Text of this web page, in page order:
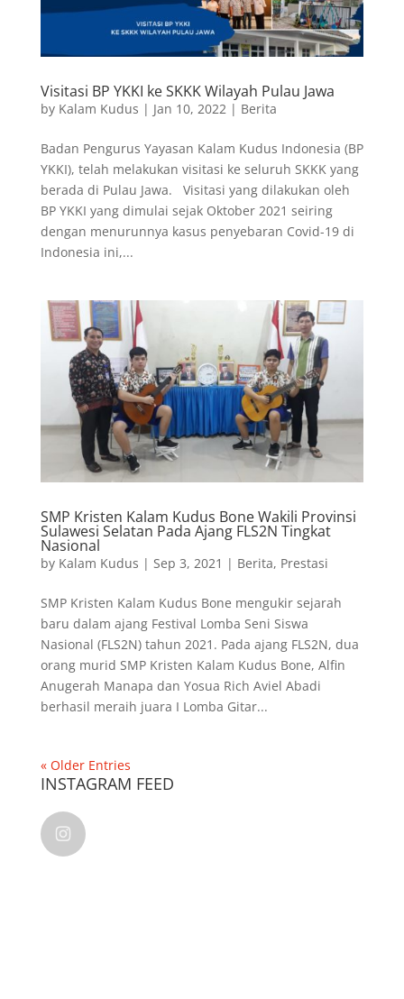
Visitasi BP YKKI ke SKKK Wilayah Pulau Jawa
by Kalam Kudus | Jan 10, 2022| Berita
Badan Pengurus Yayasan Kalam Kudus Indonesia (BP
YKKI), telah melakukan visitasi ke seluruh SKKK yang
berada di Pulau Jawa. Visitasi yang dilakukan oleh
BP YKKI yang dimulai sejak Oktober 2021 seiring
dengan menurunnya kasus penyebaran Covid-19 di
Indonesia ini,...
SMP Kristen Kalam Kudus Bone Wakili Provinsi
Sulawesi Selatan Pada Ajang FLS2N Tingkat
Nasional
by Kalam Kudus | Sep 3, 2021 | Berita, Prestasi
SMP Kristen Kalam Kudus Bone mengukir sejarah
baru dalam ajang Festival Lomba Seni Siswa
Nasional (FLS2N) tahun 2021. Pada ajang FLS2N, dua
orang murid SMP Kristen Kalam Kudus Bone, Alfin
Anugerah Manapa dan Yosua Rich Aviel Abadi
berhasil meraih juara I Lomba Gitar...
« Older Entries
INSTAGRAM FEED
kalamkudusindonesia